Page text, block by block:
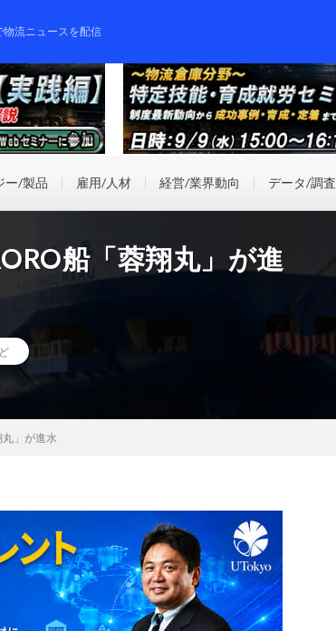
物流ニュースを配信
ー/製品 雇用/人材 経営/業界動向 データ/調査
船「蓉翔丸」が進
丸」が進水